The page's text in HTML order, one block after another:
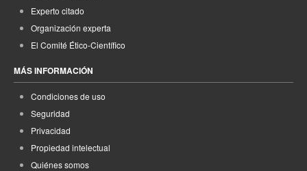
Experto citado
Organización experta
El Comité Ético-Científico
MÁS INFORMACIÓN
Condiciones de uso
Seguridad
Privacidad
Propiedad intelectual
Quiénes somos